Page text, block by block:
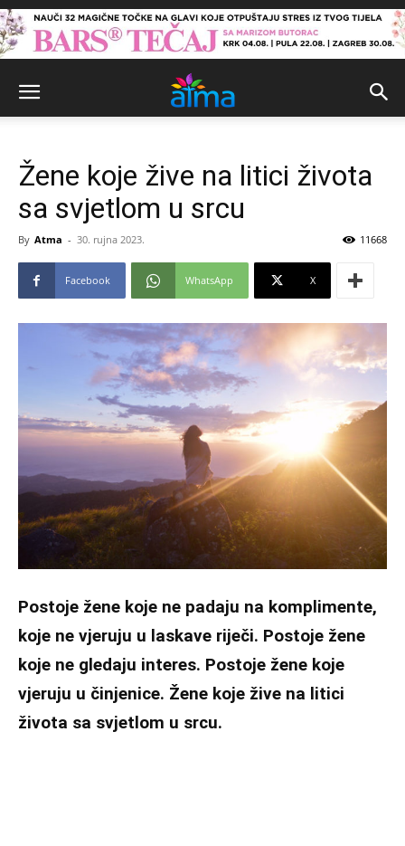
Žene koje žive na litici života
sa svjetlom u srcu
By Atma - 30. rujna 2023. 11668
Facebook WhatsApp X
Postoje žene koje ne padaju na komplimente,
koje ne vjeruju u laskave riječi. Postoje žene
koje ne gledaju interes. Postoje žene koje
vjeruju u činjenice. Žene koje žive na litici
života sa svjetlom u srcu.